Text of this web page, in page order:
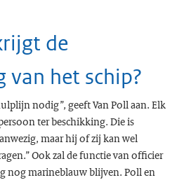
de
van het schip?
nodig”, geeft Van Poll aan. Elk
ter beschikking. Die is
maar hij of zij kan wel
Ook zal de functie van officier
nog marineblauw blijven. Poll en